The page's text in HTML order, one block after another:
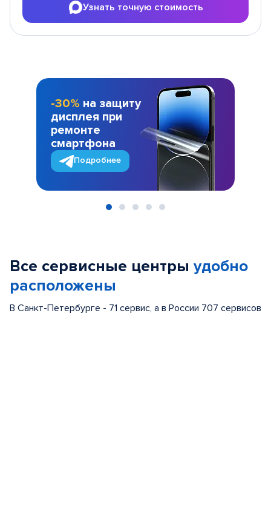
Узнать точную стоимость
-30% на защиту
дисплея при
ремонте
смартфона
Подробнее
Все сервисные центры удобно
расположены
В Санкт-Петербурге - 71 сервис, а в России 707 сервисов